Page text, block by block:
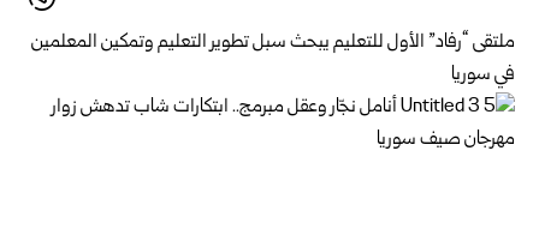
ملتقى “رفاد” الأول للتعليم يبحث سبل تطوير التعليم وتمكين المعلمين
في سوريا